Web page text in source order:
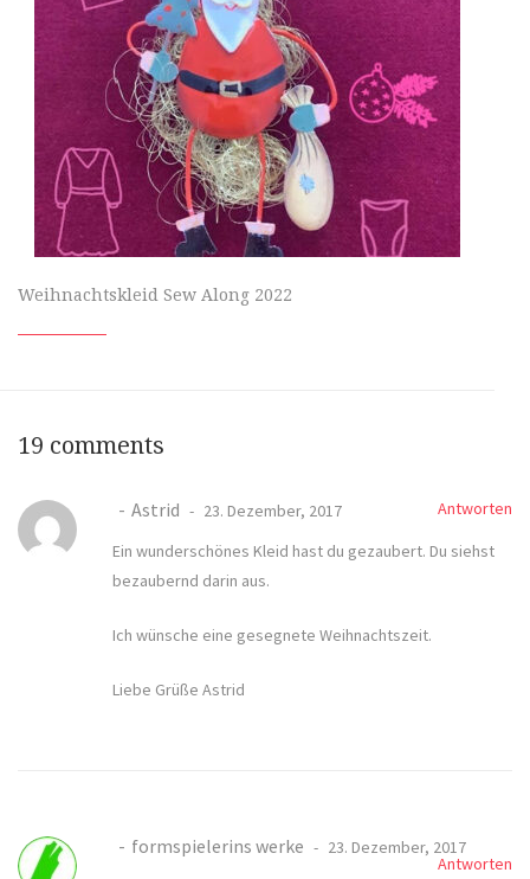
Weihnachtskleid Sew Along 2022
19 comments
Astrid 23. Dezember, 2017
Antworten
Ein wunderschönes Kleid hast du gezaubert. Du siehst
bezaubernd darin aus.
Ich wünsche eine gesegnete Weihnachtszeit.
Liebe Grüße Astrid
formspielerins werke 23. Dezember, 2017
Antworten